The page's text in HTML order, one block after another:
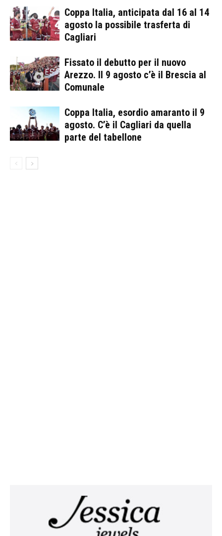
Coppa Italia, anticipata dal 16 al 14
agosto la possibile trasferta di
Cagliari
Fissato il debutto per il nuovo
Arezzo. Il 9 agosto c’è il Brescia al
Comunale
Coppa Italia, esordio amaranto il 9
agosto. C’è il Cagliari da quella
parte del tabellone